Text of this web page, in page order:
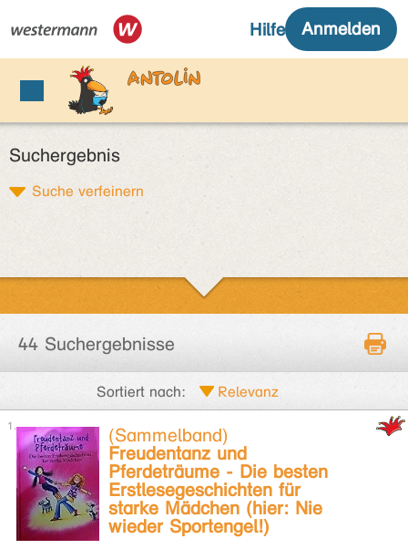
Suchergebnis
Suche verfeinern
44 Suchergebnisse
Sortiert nach:
(Sammelband)
Freudentanz und
Pferdeträume - Die besten
Erstlesegeschichten für
starke Mädchen (hier: Nie
wieder Sportengel!)